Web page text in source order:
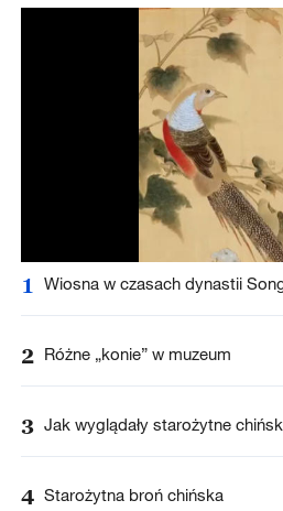
1 Wiosna w czasach dynastii
2 Różne „konie” w muzeum
3 Jak wyglądały starożytne
4 Starożytna broń chińska